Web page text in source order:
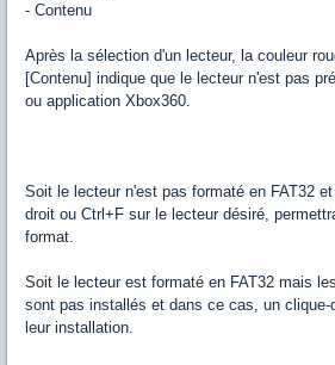
- Contenu
Après la sélection d'un lecteur, la couleur
[Contenu] indique que le lecteur n'est pas
ou application Xbox360.
Soit le lecteur n'est pas formaté en FAT32
droit ou Ctrl+F sur le lecteur désiré,
format.
Soit le lecteur est formaté en FAT32 mais
sont pas installés et dans ce cas, un clique-
leur installation.